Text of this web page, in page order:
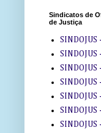
Sindicatos de
de Justiça
SINDOJUS
SINDOJUS
SINDOJUS
SINDOJUS
SINDOJUS
SINDOJUS
SINDOJUS